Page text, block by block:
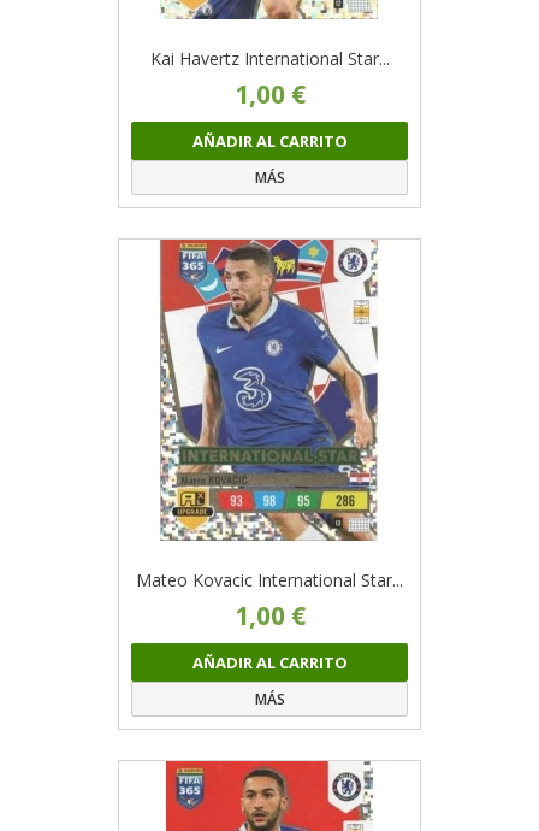
Kai Havertz International Star...
1,00 €
AÑADIR AL CARRITO
MÁS
Mateo Kovacic International Star...
1,00 €
AÑADIR AL CARRITO
MÁS